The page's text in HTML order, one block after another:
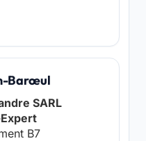
Barœul
SARL
B7